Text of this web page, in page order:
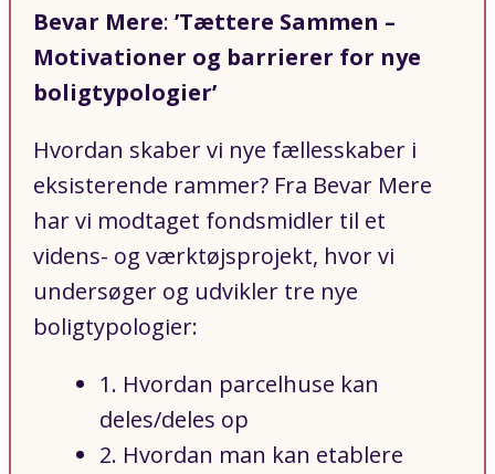
Bevar Mere: ’Tættere Sammen –
Motivationer og barrierer for nye
boligtypologier’
Hvordan skaber vi nye fællesskaber i
eksisterende rammer? Fra Bevar Mere
har vi modtaget fondsmidler til et
videns- og værktøjsprojekt, hvor vi
undersøger og udvikler tre nye
boligtypologier:
1. Hvordan parcelhuse kan
deles/deles op
2. Hvordan man kan etablere